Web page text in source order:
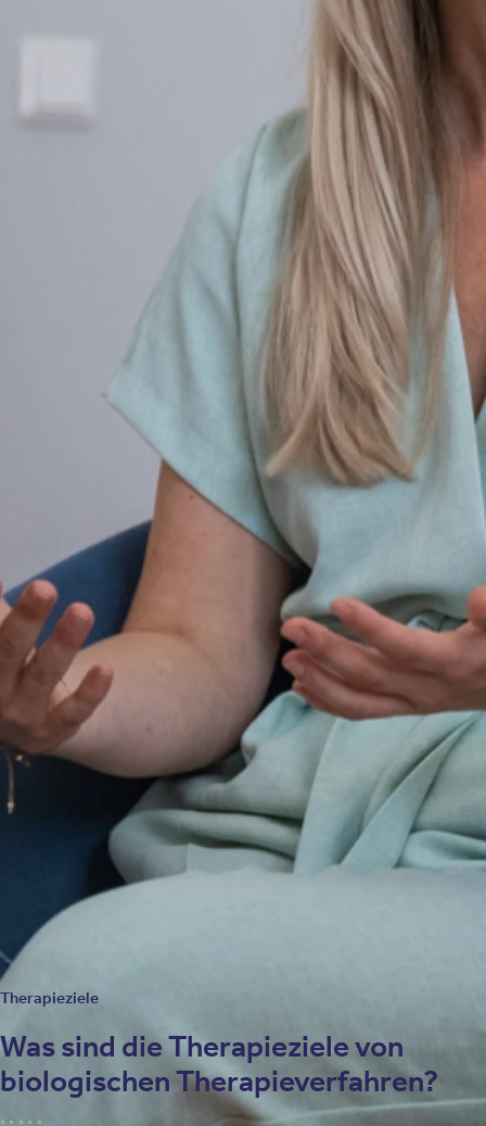
Schnelle Ketamintherapie bei Depressionen
Ketaminnach nur
einmaliger intravenöser Gabe (per Infusion) selbst schwere
Depressionen in weniger als 60 Minuten durchbrechen kann,
gehört zu den wichtigsten Entdeckungen im Bereich der
Psychiatrie der letzten Jahre. Ketamin wirkt bei bis zu 70
Prozent der Patienten, die an einer
Therapie-resistenten
Nebenwirkungsarme Lichttherapie nutzen
Die nebenwirkungsarme Lichttherapie ist ein Verfahren, das
sich besonders zur Behandlung von Depression („saisonal
abhängige Depression“, „Winterdepression“) und
Schlafstörungen eignet. Die Wirksamkeit ist wissenschaftlich
nachgewiesen. Die Lichttherapie wird zumeist als
physiologische Ergänzung in einem komplexen
Behandlungsspektrum angewandt.
Wachtherapie als Unterstützung
Therapeutischer Schlafentzug (entweder vollständig oder nur
in der 2. Nachthälfte) kann bei Psychopharmako- und
Psychotherapien von Depressionen unterstützend wirken. Er
wird üblicherweise im Rahmen einer stationären Behandlung
durchgeführt und eignet sich vor allem für depressive
Patienten, die unter einem extremen Morgentief oder starken
Schlafstörungenleiden.
Innovative Hirnstimulationsverfahren
Bei therapieresistenter Depressionund z.B. schweren,
wahnhaften Depressionen oder Katatonien ist die
Elektrokonvulsionstherapie (EKT) internationaler Standard.
Weitere Stimulationsverfahren bei therapieresistenten
Depressionen sind dierepetitive transkranielle
Magnetstimulation (rTMS)oder die Gleichstromstimulation
(Direct Current Stimulation, DCS) und die Vagusnervstimulation
Therapieziele
Was sind die Therapieziele von
biologischen Therapieverfahren?